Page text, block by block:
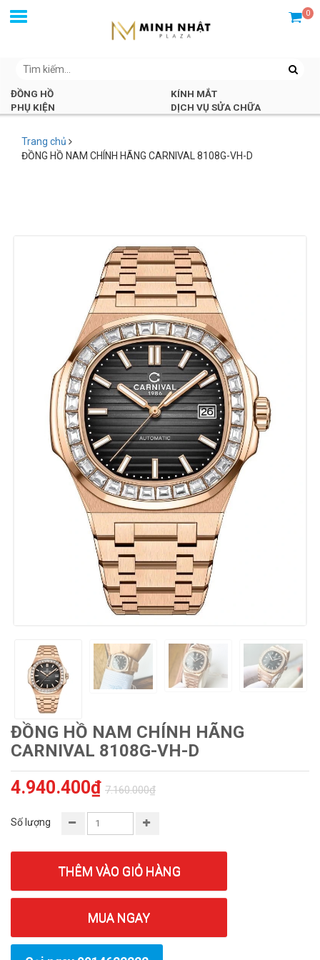
0
ĐỒNG HỒ
KÍNH MẮT
PHỤ KIỆN
DỊCH VỤ SỬA CHỮA
Trang chủ
ĐỒNG HỒ NAM CHÍNH HÃNG CARNIVAL 8108G-VH-D
ĐỒNG HỒ NAM CHÍNH HÃNG
CARNIVAL 8108G-VH-D
4.940.400₫ 7.160.000₫
Số lượng
THÊM VÀO GIỎ HÀNG
MUA NGAY